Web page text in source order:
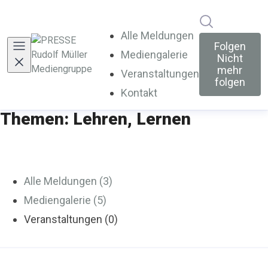
Alle Meldungen
Mediengalerie
Veranstaltungen
Kontakt
Folgen
Nicht
mehr
folgen
Themen: Lehren, Lernen
Alle Meldungen (3)
Mediengalerie (5)
Veranstaltungen (0)